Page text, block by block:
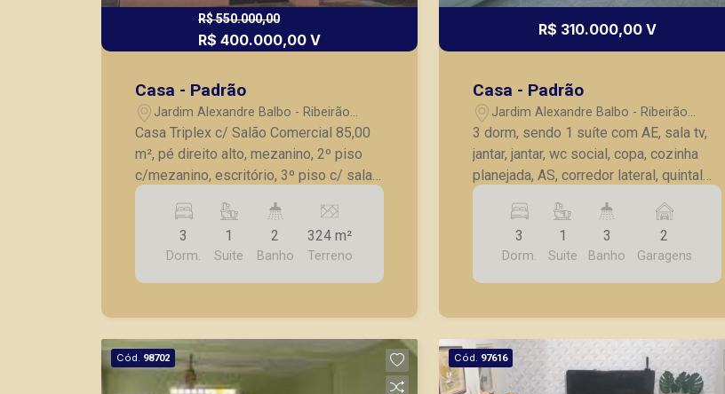
R$ 550.000,00
R$ 400.000,00 V
Casa - Padrão
Jardim Alexandre Balbo - Ribeirão
Preto/SP
Casa Triplex c/ Salão Comercial 85,00
m², pé direito alto, mezanino, 2º piso
c/mezanino, escritório, 3º piso c/ sala
ampla e sacada, vista panorâmica,
cozinha, 1 suíte ampla c/ AE, área de
lazer c/ churrasqueira e chuveirão.
3
Dorm.
1
Suite
2
Banho
324 m²
Terreno
R$ 310.000,00 V
Casa - Padrão
Jardim Alexandre Balbo - Ribeirão
Preto/SP
3 dorm, sendo 1 suíte com AE, sala tv,
jantar, jantar, wc social, copa, cozinha
planejada, AS, corredor lateral, quintal
grande com varanda, dorm com wc no
fundo, 2 vagas garagem, estrutura para
sobrado.
3
Dorm.
1
Suite
3
Banho
2
Garagens
Cód. 98702 Cód. 97616